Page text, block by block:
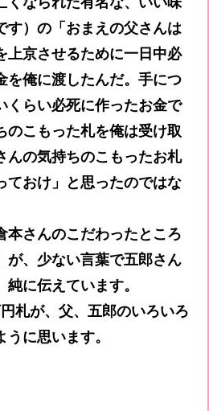
す）の「おまえの父さんは
上京させるために一日中必
を俺に渡したんだ。手につ
くらい必死に作ったお金で
のこもった札を俺は受け取
んの気持ちのこもったお札
ておけ」と思ったのではな
本さんのこだわったところ
が、少ない言葉で五郎さん
に伝えています。
札が、父、五郎のいろいろ
に思います。